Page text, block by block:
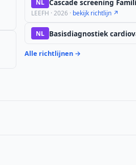
NL Cascade screening
LEEFH · 2026 · bekijk richtlijn ↗
NL Basisdiagnostiek
Alle richtlijnen →